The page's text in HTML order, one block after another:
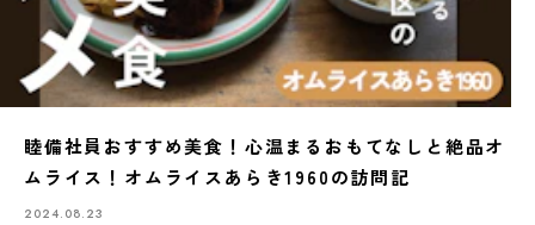
睦備社員おすすめ美食！心温まるおもてなしと絶品オ
ムライス！オムライスあらき1960の訪問記
2024.08.23